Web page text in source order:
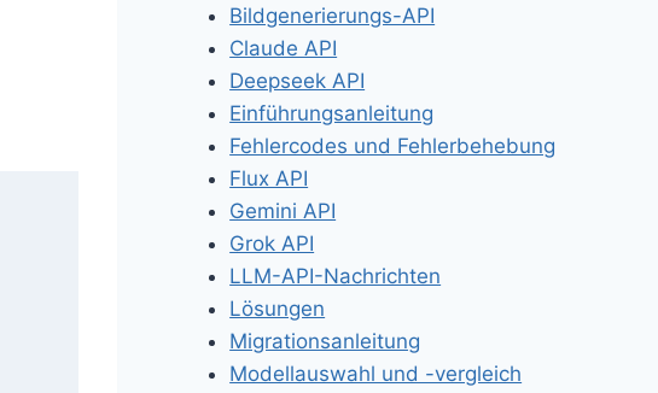
Bildgenerierungs-API
Claude API
Deepseek API
Einführungsanleitung
Fehlercodes und Fehlerbehebung
Flux API
Gemini API
Grok API
LLM-API-Nachrichten
Lösungen
Migrationsanleitung
Modellauswahl und -vergleich